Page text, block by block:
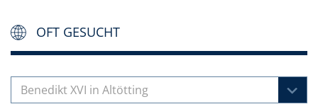
OFT GESUCHT
Benedikt XVI in Altötting